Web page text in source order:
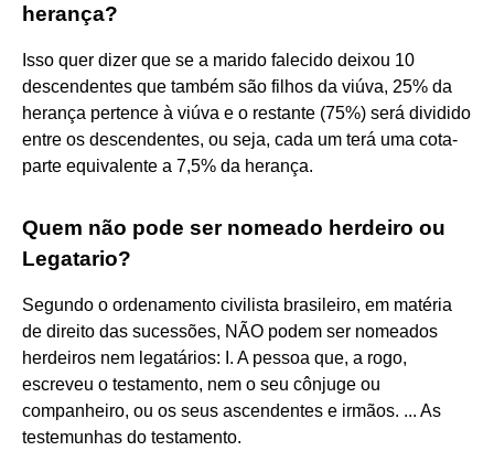
herança?
Isso quer dizer que se a marido falecido deixou 10
descendentes que também são filhos da viúva, 25% da
herança pertence à viúva e o restante (75%) será dividido
entre os descendentes, ou seja, cada um terá uma cota-
parte equivalente a 7,5% da herança.
Quem não pode ser nomeado herdeiro ou
Legatario?
Segundo o ordenamento civilista brasileiro, em matéria
de direito das sucessões, NÃO podem ser nomeados
herdeiros nem legatários: I. A pessoa que, a rogo,
escreveu o testamento, nem o seu cônjuge ou
companheiro, ou os seus ascendentes e irmãos. ... As
testemunhas do testamento.